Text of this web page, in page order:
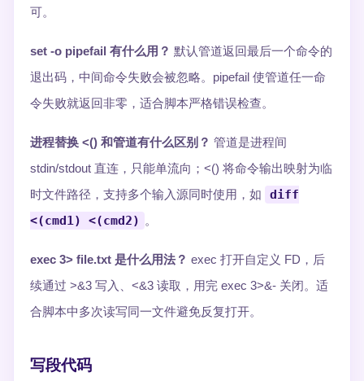
可。
set -o pipefail 有什么用？ 默认管道返回最后一个命令的
退出码，中间命令失败会被忽略。pipefail 使管道任一命
令失败就返回非零，适合脚本严格错误检查。
进程替换 <() 和管道有什么区别？ 管道是进程间
stdin/stdout 直连，只能单流向；<() 将命令输出映射为临
时文件路径，支持多个输入源同时使用，如
diff
<(cmd1) <(cmd2) 。
exec 3> file.txt 是什么用法？ exec 打开自定义 FD，后
续通过 >&3 写入、<&3 读取，用完 exec 3>&- 关闭。适
合脚本中多次读写同一文件避免反复打开。
写段代码